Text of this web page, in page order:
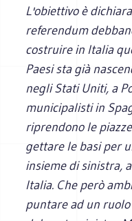
L'obiettivo è
referendum
costruire in Italia
Paesi sta già
negli Stati Uniti, a
municipalisti in
riprendono le
gettare le basi per
insieme di sinistra,
Italia. Che però
puntare ad un